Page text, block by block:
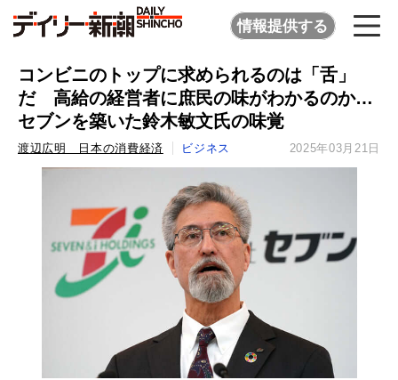
情報提供する
コンビニのトップに求められるのは「舌」
だ 高給の経営者に庶民の味がわかるのか…
セブンを築いた鈴木敏文氏の味覚
渡辺広明 日本の消費経済 ビジネス 2025年03月21日